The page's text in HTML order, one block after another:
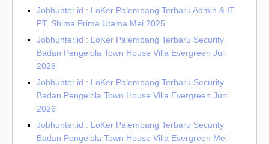
Jobhunter.id : LoKer Palembang Terbaru Admin & IT
PT. Shima Prima Utama Mei 2025
Jobhunter.id : LoKer Palembang Terbaru Security
Badan Pengelola Town House Villa Evergreen Juli
2026
Jobhunter.id : LoKer Palembang Terbaru Security
Badan Pengelola Town House Villa Evergreen Juni
2026
Jobhunter.id : LoKer Palembang Terbaru Security
Badan Pengelola Town House Villa Evergreen Mei